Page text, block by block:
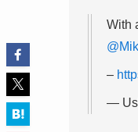
With
–
—